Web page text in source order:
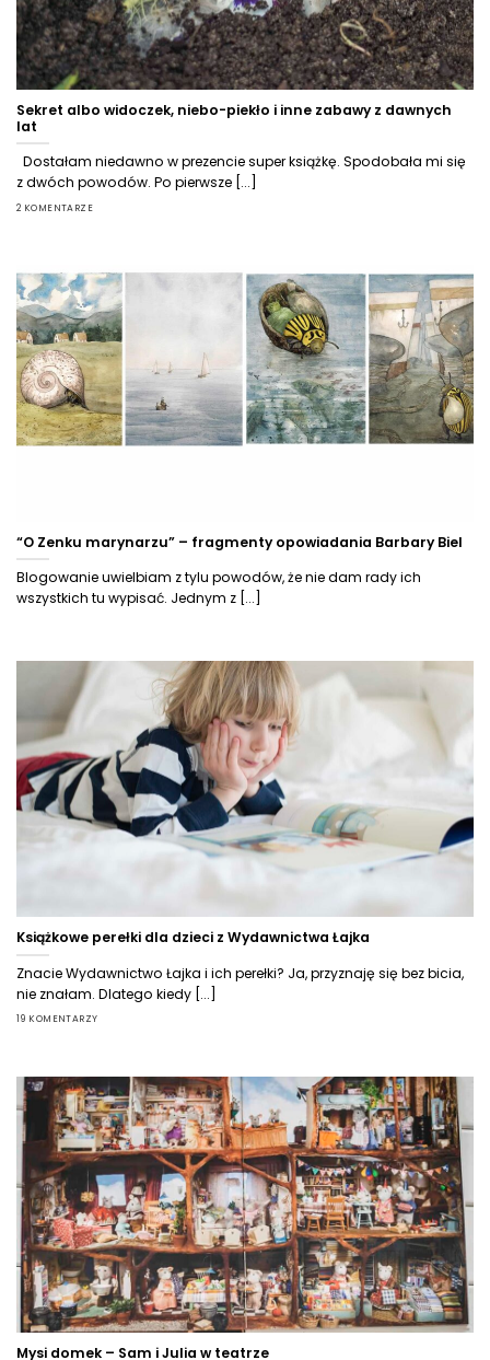
Sekret albo widoczek, niebo-piekło i inne zabawy z dawnych
lat
Dostałam niedawno w prezencie super książkę. Spodobała mi się
z dwóch powodów. Po pierwsze [...]
2 KOMENTARZE
“O Zenku marynarzu” – fragmenty opowiadania Barbary Biel
Blogowanie uwielbiam z tylu powodów, że nie dam rady ich
wszystkich tu wypisać. Jednym z [...]
Książkowe perełki dla dzieci z Wydawnictwa Łajka
Znacie Wydawnictwo Łajka i ich perełki? Ja, przyznaję się bez bicia,
nie znałam. Dlatego kiedy [...]
19 KOMENTARZY
Mysi domek – Sam i Julia w teatrze